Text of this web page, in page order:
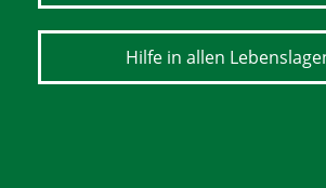
Hilfe in allen